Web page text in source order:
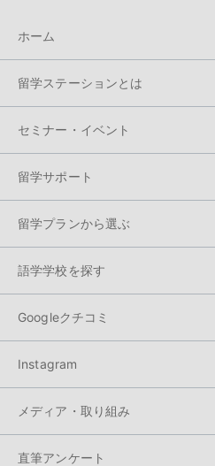
ホーム
留学ステーションとは
セミナー・イベント
留学サポート
留学プランから選ぶ
語学学校を探す
Googleクチコミ
Instagram
メディア・取り組み
直筆アンケート